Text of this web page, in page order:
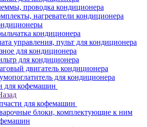
проводка кондиционера
нагреватели кондиционера
кондиционера
управления, пульт для кондиционера
для кондиционера
для кондиционера
двигатель кондиционера
для кондиционера
для кофемашин
для кофемашин
блоки, комплектующие к ним